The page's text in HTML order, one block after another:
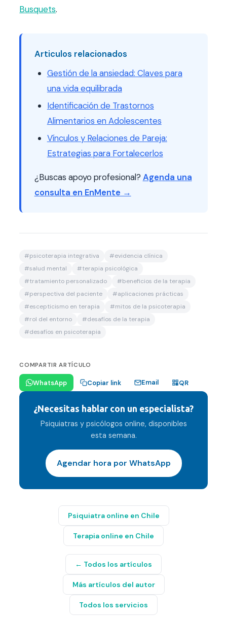
Busquets.
Articulos relacionados
Gestión de la ansiedad: Claves para
una vida equilibrada
Identificación de Trastornos
Alimentarios en Adolescentes
Vínculos y Relaciones de Pareja:
Estrategias para Fortalecerlos
¿Buscas apoyo profesional? Agenda una
consulta en EnMente →
#psicoterapia integrativa #evidencia clínica
#salud mental #terapia psicológica
#tratamiento personalizado #beneficios de la terapia
#perspectiva del paciente #aplicaciones prácticas
#escepticismo en terapia #mitos de la psicoterapia
#rol del entorno #desafíos de la terapia
#desafíos en psicoterapia
COMPARTIR ARTÍCULO
WhatsApp Copiar link Email QR
¿Necesitas hablar con un especialista?
Psiquiatras y psicólogos online, disponibles
esta semana.
Agendar hora por WhatsApp
Psiquiatra online en Chile
Terapia online en Chile
← Todos los artículos
Más artículos del autor
Todos los servicios